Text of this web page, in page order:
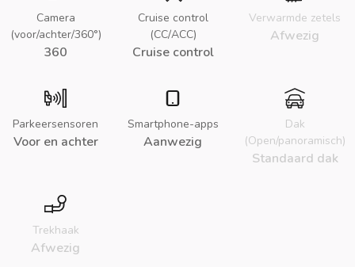
Camera
(voor/achter/360°)
360
Cruise control
(CC/ACC)
Cruise control
Verwarmde zetels
Afwezig
Parkeersensoren
Voor en achter
Smartphone-apps
Aanwezig
Dak
(Open/panoramisch)
Standaard dak
Trekhaak
Afwezig